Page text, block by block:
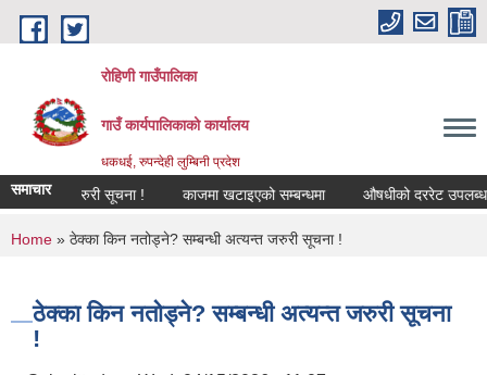
Skip to main content
रोहिणी गाउँपालिका
गाउँ कार्यपालिकाको कार्यालय
धकधई, रुपन्देही लुम्बिनी प्रदेश
समाचारजरुरी सूचना ! काजमा खटाइएको सम्बन्धमा औषधीको दररेट उपलब्ध
You are here
Home » ठेक्का किन नतोड्ने? सम्बन्धी अत्यन्त जरुरी सूचना !
ठेक्का किन नतोड्ने? सम्बन्धी अत्यन्त जरुरी सूचना
!